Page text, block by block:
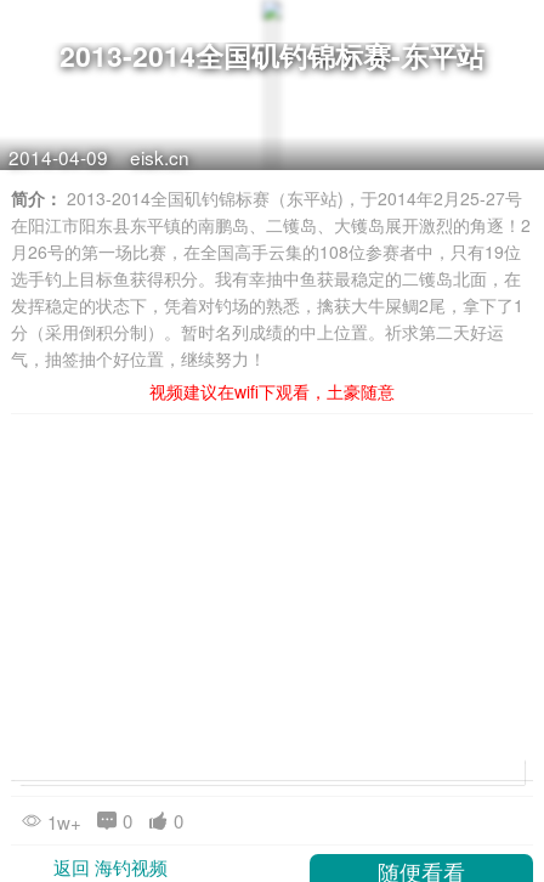
2013-2014全国矶钓锦标赛-东平站
2014-04-09 eisk.cn
简介：
在阳江市阳东县东平镇的南鹏岛、二镬岛、大镬岛展开激烈的角逐！2
月26号的第一场比赛，在全国高手云集的108位参赛者中，只有19位
选手钓上目标鱼获得积分。我有幸抽中鱼获最稳定的二镬岛北面，在
发挥稳定的状态下，凭着对钓场的熟悉，擒获大牛屎鲷2尾，拿下了1
分（采用倒积分制）。暂时名列成绩的中上位置。祈求第二天好运
气，抽签抽个好位置，继续努力！
视频建议在wifi下观看，土豪随意
1w+ 0
0
返回 海钓视频